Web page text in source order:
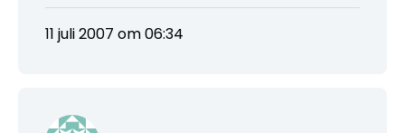
11 juli 2007 om 06:34